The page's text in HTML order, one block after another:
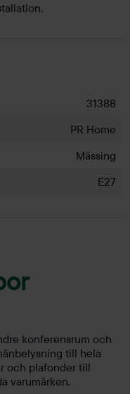
31388
PR Home
Mässing
E27
konferensrum och
till hela
och plafonder till
varumärken.